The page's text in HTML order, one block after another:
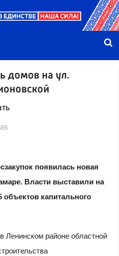
домов на ул.
появилась новая
Власти выставили на
объектов капитального
Ленинском районе областной